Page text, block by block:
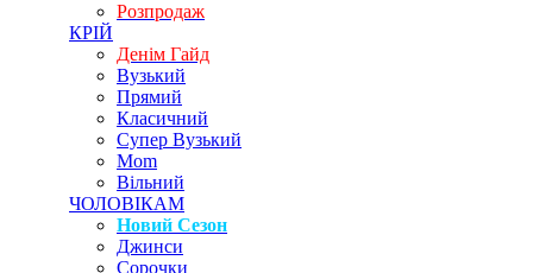
Розпродаж
КРІЙ
Денім Гайд
Вузький
Прямий
Класичний
Супер Вузький
Mom
Вільний
ЧОЛОВІКАМ
Новий Сезон
Джинси
Сорочки